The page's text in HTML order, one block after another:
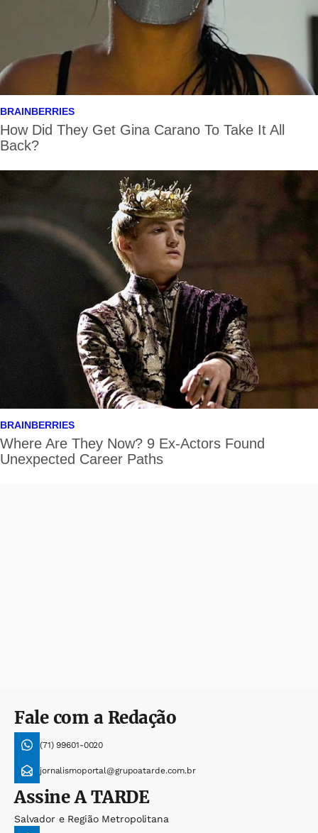
Fale com a Redação
(71) 99601-0020
jornalismoportal@grupoatarde.com.br
AssineA TARDE
Salvador e Região Metropolitana